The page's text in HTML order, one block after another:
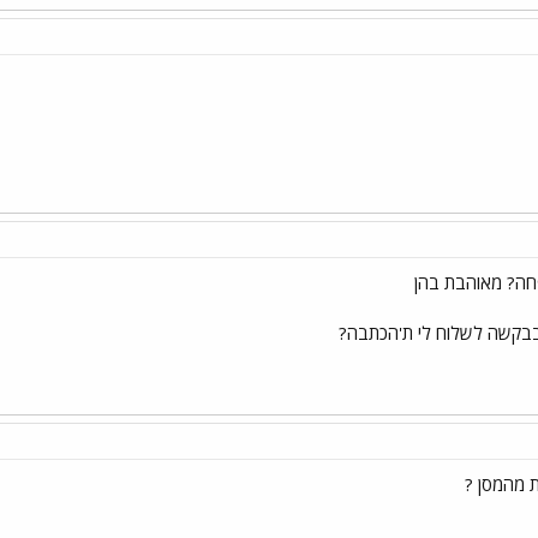
מאוהבת בהן
לשלוח לי ת'הכתבה?
מהמסן ?